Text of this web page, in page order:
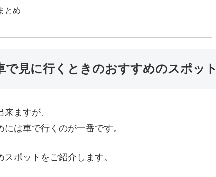
とめ
で見に行くときのおすすめのスポット
ますが、
は車で行くのが一番です。
ポットをご紹介します。